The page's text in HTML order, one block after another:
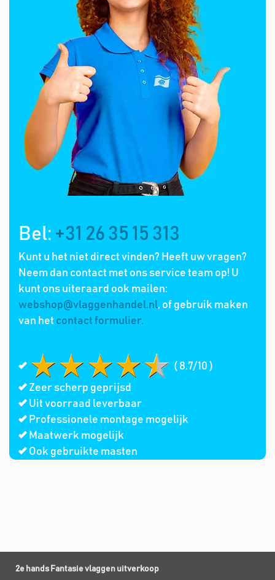
Bel: +31 26 35 15 313
Kunt u het niet direct vinden? Heeft uw vragen?
Neem dan contact met ons service team op! U
kunt ons uiteraard ook mailen:
webshop@vlaggenhandel.nl, of gebruik maken
van het contact formulier.
( 8.7/10 )
Zeer scherp geprijsd
Uit voorraad leverbaar
Professionele montage mogelijk
Maatwerk mogelijk
Ook gebruikte masten
2e hands Fantasie vlaggen uitverkoop